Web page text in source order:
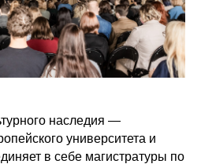
наследия —
университета и
в себе магистратуры по